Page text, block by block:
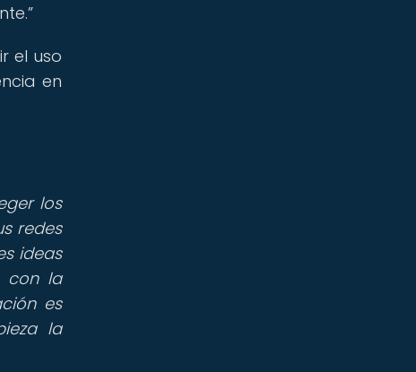
el uso
en
los
redes
ideas
con la
es
la